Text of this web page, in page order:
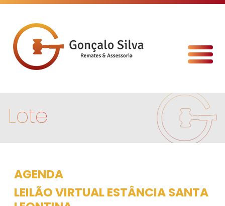
Lote
AGENDA
LEILÃO VIRTUAL ESTÂNCIA SANTA